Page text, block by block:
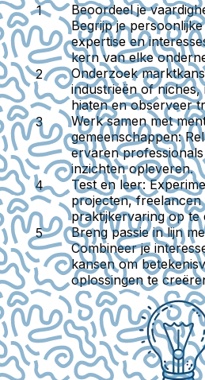
Beoordeel je
Begrijp je
expertise en
kern van elke
Onderzoek
industrieën of niches,
hiaten en observeer
Werk samen met
gemeenschappen:
ervaren
inzichten opleveren.
Test en leer:
projecten,
praktijkervaring op te
Breng passie in lijn
Combineer je
kansen om
oplossingen te